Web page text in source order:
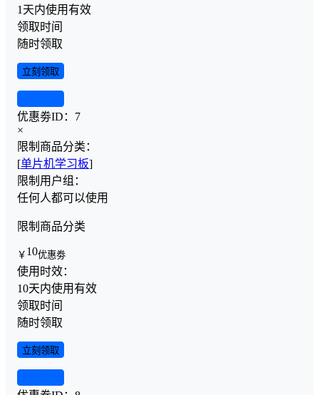
1天内使用有效
领取时间
随时领取
立刻领取
优惠劵ID： 7
×
限制商品分类：
[单片机学习板]
限制用户组：
任何人都可以使用
限制商品分类
￥ 10优惠劵
使用时效：
10天内使用有效
领取时间
随时领取
立刻领取